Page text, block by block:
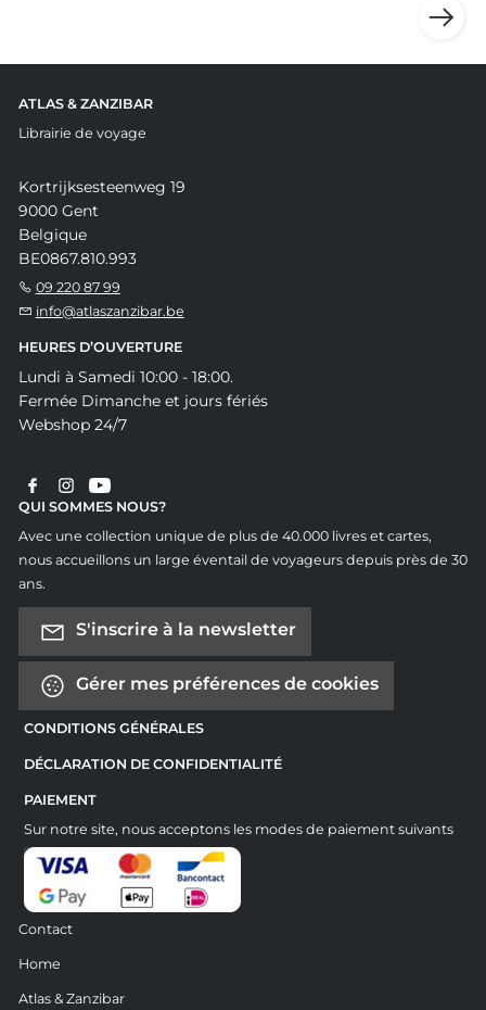
ATLAS & ZANZIBAR
Librairie de voyage
Kortrijksesteenweg 19
9000 Gent
Belgique
BE0867.810.993
09 220 87 99
info@atlaszanzibar.be
HEURES D’OUVERTURE
Lundi à Samedi 10:00 - 18:00.
Fermée Dimanche et jours fériés
Webshop 24/7
QUI SOMMES NOUS?
Avec une collection unique de plus de 40.000 livres et cartes,
nous accueillons un large éventail de voyageurs depuis près de 30
ans.
S'inscrire à la newsletter
Gérer mes préférences de cookies
CONDITIONS GÉNÉRALES
DÉCLARATION DE CONFIDENTIALITÉ
PAIEMENT
Sur notre site, nous acceptons les modes de paiement suivants
Contact
Home
Atlas & Zanzibar